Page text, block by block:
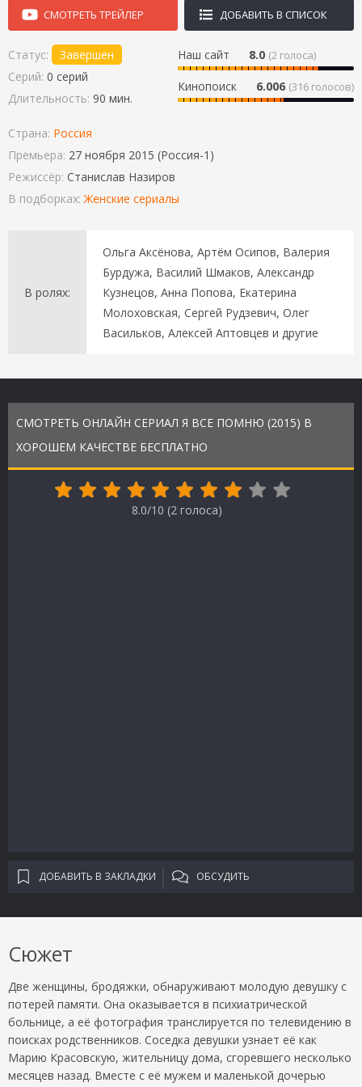
СМОТРЕТЬ ТРЕЙЛЕР ДОБАВИТЬ В СПИСОК
Наш сайт 8.0 (2 голоса)
Кинопоиск 6.006 (316 голосов)
Статус:
Завершен
Серий: 0 серий
Длительность: 90 мин.
Страна: Россия
Премьера: 27 ноября 2015 (Россия-1)
Режиссёр: Станислав Назиров
В подборках: Женские сериалы
В ролях:
Ольга Аксёнова, Артём Осипов, Валерия
Бурдужа, Василий Шмаков, Александр
Кузнецов, Анна Попова, Екатерина
Молоховская, Сергей Рудзевич, Олег
Васильков, Алексей Аптовцев и другие
СМОТРЕТЬ ОНЛАЙН СЕРИАЛ Я ВСЕ ПОМНЮ (2015) В
ХОРОШЕМ КАЧЕСТВЕ БЕСПЛАТНО
8.0/10 (2 голоса)
ДОБАВИТЬ В ЗАКЛАДКИ ОБСУДИТЬ
Сюжет
Две женщины, бродяжки, обнаруживают молодую девушку с
потерей памяти. Она оказывается в психиатрической
больнице, а её фотография транслируется по телевидению в
поисках родственников. Соседка девушки узнает её как
Марию Красовскую, жительницу дома, сгоревшего несколько
месяцев назад. Вместе с её мужем и маленькой дочерью